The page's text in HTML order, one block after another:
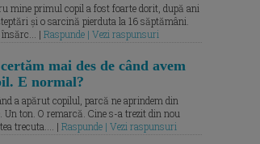
mine primul copil a fost foarte dorit, după ani
și o sarcină pierduta la 16 săptămâni.
| Raspunde | Vezi raspunsuri
mai des de când avem
E normal?
a apărut copilul, parcă ne aprindem din
Un ton. O remarcă. Cine s-a trezit din nou
trecuta.... | Raspunde | Vezi raspunsuri